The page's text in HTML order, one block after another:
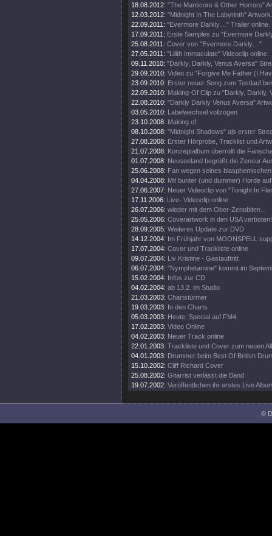
18.08.2012: "The Manticore & Other Horrors"
12.03.2012: "Midnight In The Labyrinth" Artwork.
22.09.2011: "Evermore Darkly…" Trailer online.
17.09.2011: Erste Samples zu "Evermore
25.08.2011: Cover von "Evermore Darkly…"
27.05.2011: "Lilith Immaculate" Videoclip online.
09.11.2010: "Darkly, Darkly, Venus Aversa"
29.09.2010: Video zu "Forgive Me Father (I
23.09.2010: Erster neuer Song zum Testlauf
22.09.2010: Making-Of Clip zu "Darkly, Darkly,
22.08.2010: "Darkly Darkly Venus Aversa"
03.05.2010: Labelwechsel vollzogen
23.10.2008: Making of
08.10.2008: "Midnight Shadows" als erster
27.08.2008: Erster Hörprobe, Tracklist und
21.07.2008: Konzeptalbum überrollt die
01.07.2008: Neuseeland begrüßt die Zensur
25.06.2008: Fan wegen seines
04.04.2008: Mit bunter (und dummer) Horde
27.06.2007: Neuer Videoclip von "Tonight In
17.11.2006: Live- Videoclip online
26.07.2006: wieder mit dem Ober-Zenobiten...
25.05.2006: Coverartwork in den USA verboten!
28.09.2005: Weiteres Update zur DVD
14.12.2004: Im Frühjahr von MOONSPELL
17.07.2004: Cover und Trackliste online
09.07.2004: Liv Kristine - Gastauftritt
06.07.2004: "Nymphetamine" kommt im
15.02.2004: Infos zur CD
04.02.2004: ab 13.2. im Studio
21.03.2003: Chartstürmer
19.03.2003: In den Charts
05.03.2003: Heute: Special auf FM4
17.02.2003: Video Online
04.02.2003: Neuer Track online
22.01.2003: Trackliste und Cover zum neuen
04.01.2003: Drummer beim Best Of British
15.10.2002: Cliff Richard Cover
25.08.2002: Gitarrist verlässt die Band
19.07.2002: Veröffentlichen ihr erstes Live
©